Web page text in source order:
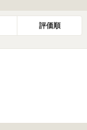
評価順